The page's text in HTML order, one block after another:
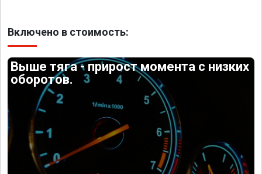
Включено в стоимость:
Выше тяга - прирост момента с низких
оборотов.